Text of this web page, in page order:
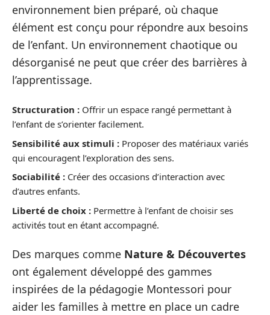
environnement bien préparé, où chaque
élément est conçu pour répondre aux besoins
de l’enfant. Un environnement chaotique ou
désorganisé ne peut que créer des barrières à
l’apprentissage.
Structuration : Offrir un espace rangé permettant à
l’enfant de s’orienter facilement.
Sensibilité aux stimuli : Proposer des matériaux variés
qui encouragent l’exploration des sens.
Sociabilité : Créer des occasions d’interaction avec
d’autres enfants.
Liberté de choix : Permettre à l’enfant de choisir ses
activités tout en étant accompagné.
Des marques comme Nature & Découvertes
ont également développé des gammes
inspirées de la pédagogie Montessori pour
aider les familles à mettre en place un cadre